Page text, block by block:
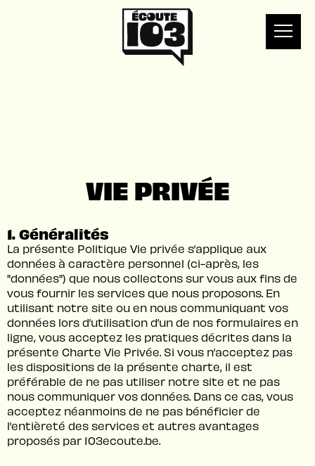
VIE PRIVÉE
1. Généralités
La présente Politique Vie privée s’applique aux
données à caractère personnel (ci-après, les
"données") que nous collectons sur vous aux fins de
vous fournir les services que nous proposons. En
utilisant notre site ou en nous communiquant vos
données lors d’utilisation d’un de nos formulaires en
ligne, vous acceptez les pratiques décrites dans la
présente Charte Vie Privée. Si vous n’acceptez pas
les dispositions de la présente charte, il est
préférable de ne pas utiliser notre site et ne pas
nous communiquer vos données. Dans ce cas, vous
acceptez néanmoins de ne pas bénéficier de
l’entièreté des services et autres avantages
proposés par 103ecoute.be.